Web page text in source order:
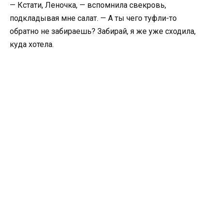
— Кстати, Леночка, — вспомнила свекровь,
подкладывая мне салат. — А ты чего туфли-то
обратно не забираешь? Забирай, я же уже сходила,
куда хотела.